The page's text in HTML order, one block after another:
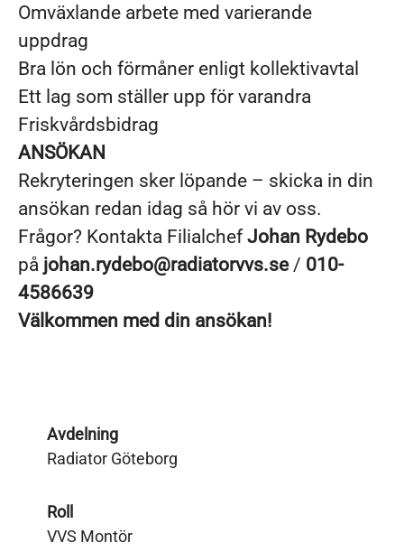
Omväxlande arbete med varierande
uppdrag
Bra lön och förmåner enligt kollektivavtal
Ett lag som ställer upp för varandra
Friskvårdsbidrag
ANSÖKAN
Rekryteringen sker löpande – skicka in din
ansökan redan idag så hör vi av oss.
Frågor? Kontakta FilialchefJohan Rydebo
på johan.rydebo@radiatorvvs.se/ 010-
4586639
Välkommen med din ansökan!
Avdelning
Radiator Göteborg
Roll
VVS Montör